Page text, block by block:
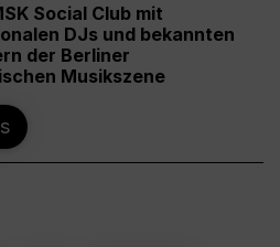
Social Club mit
DJs und bekannten
der Berliner
Musikszene